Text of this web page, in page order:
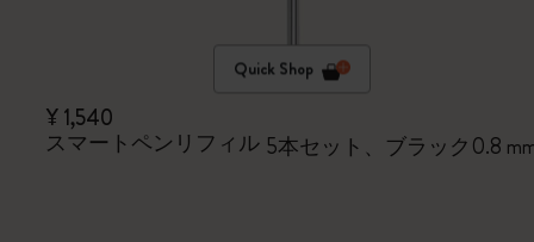
Quick Shop
¥ 1,540
スマートペンリフィル 5本セット、ブラック0.8